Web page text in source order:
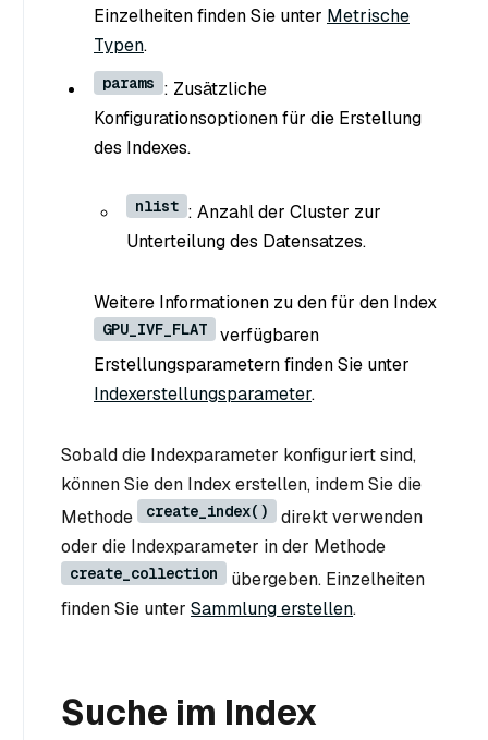
Einzelheiten finden Sie unter Metrische
Typen.
params : Zusätzliche
Konfigurationsoptionen für die Erstellung
des Indexes.
nlist : Anzahl der Cluster zur
Unterteilung des Datensatzes.
Weitere Informationen zu den für den Index
GPU_IVF_FLAT
verfügbaren
Erstellungsparametern finden Sie unter
Indexerstellungsparameter.
Sobald die Indexparameter konfiguriert sind,
können Sie den Index erstellen, indem Sie die
Methode
create_index()
direkt verwenden
oder die Indexparameter in der Methode
create_collection
übergeben. Einzelheiten
finden Sie unter Sammlung erstellen.
Suche im Index